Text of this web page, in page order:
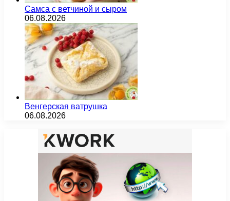
Самса с ветчиной и сыром
06.08.2026
Венгерская ватрушка
06.08.2026